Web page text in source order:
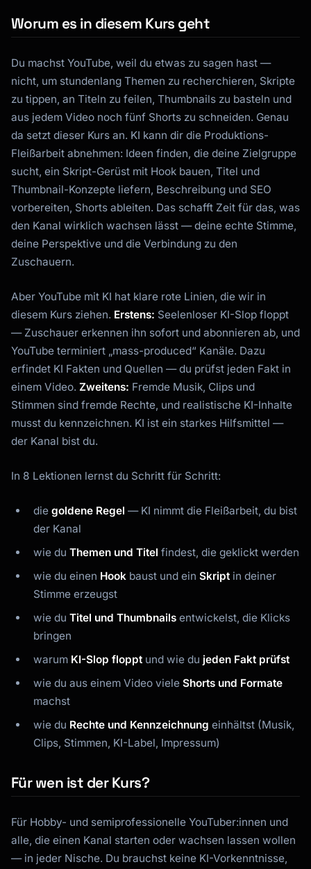
Worum es in diesem Kurs geht
Du machst YouTube, weil du etwas zu sagen hast —
nicht, um stundenlang Themen zu recherchieren, Skripte
zu tippen, an Titeln zu feilen, Thumbnails zu basteln und
aus jedem Video noch fünf Shorts zu schneiden. Genau
da setzt dieser Kurs an. KI kann dir die Produktions-
Fleißarbeit abnehmen: Ideen finden, die deine Zielgruppe
sucht, ein Skript-Gerüst mit Hook bauen, Titel und
Thumbnail-Konzepte liefern, Beschreibung und SEO
vorbereiten, Shorts ableiten. Das schafft Zeit für das, was
den Kanal wirklich wachsen lässt — deine echte Stimme,
deine Perspektive und die Verbindung zu den
Zuschauern.
Aber YouTube mit KI hat klare rote Linien, die wir in
diesem Kurs ziehen. Erstens: Seelenloser KI-Slop floppt
— Zuschauer erkennen ihn sofort und abonnieren ab, und
YouTube terminiert „mass-produced“ Kanäle. Dazu
erfindet KI Fakten und Quellen — du prüfst jeden Fakt in
einem Video. Zweitens: Fremde Musik, Clips und
Stimmen sind fremde Rechte, und realistische KI-Inhalte
musst du kennzeichnen. KI ist ein starkes Hilfsmittel —
der Kanal bist du.
In 8 Lektionen lernst du Schritt für Schritt:
die goldene Regel — KI nimmt die Fleißarbeit, du bist
der Kanal
wie du Themen und Titel findest, die geklickt werden
wie du einen Hook baust und ein Skript in deiner
Stimme erzeugst
wie du Titel und Thumbnails entwickelst, die Klicks
bringen
warum KI-Slop floppt und wie du jeden Fakt prüfst
wie du aus einem Video viele Shorts und Formate
machst
wie du Rechte und Kennzeichnung einhältst (Musik,
Clips, Stimmen, KI-Label, Impressum)
Für wen ist der Kurs?
Für Hobby- und semiprofessionelle YouTuber:innen und
alle, die einen Kanal starten oder wachsen lassen wollen
— in jeder Nische. Du brauchst keine KI-Vorkenntnisse,
Kursfinder · für dich da